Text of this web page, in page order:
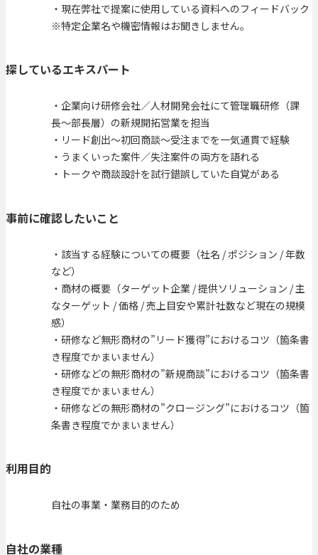
・現在弊社で提案に使用している資料へのフィードバック
※特定企業名や機密情報はお聞きしません。
探しているエキスパート
・企業向け研修会社／人材開発会社にて管理職研修（課
長〜部長層）の新規開拓営業を担当
・リード創出〜初回商談〜受注までを一気通貫で経験
・うまくいった案件／失注案件の両方を語れる
・トークや商談設計を試行錯誤していた自覚がある
事前に確認したいこと
・該当する経験についての概要（社名 / ポジション / 年数
など）
・商材の概要（ターゲット企業 / 提供ソリューション / 主
なターゲット / 価格 / 売上目安や累計社数など現在の規模
感）
・研修など無形商材の”リード獲得”におけるコツ（箇条書
き程度でかまいません）
・研修などの無形商材の”新規商談”におけるコツ（箇条書
き程度でかまいません）
・研修などの無形商材の”クロージング”におけるコツ（箇
条書き程度でかまいません）
利用目的
自社の事業・業務目的のため
自社の業種